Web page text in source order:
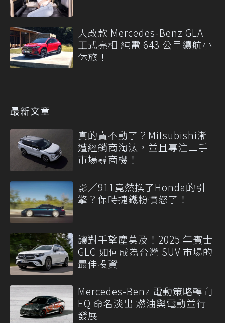
大改款 Mercedes-Benz GLA
正式亮相 純電 643 公里續航小
休旅！
最新文章
真的賣不動了？Mitsubishi漸
遭經銷商淘汰，並且專注二手
市場尋商機！
影／911竟然換了Honda的引
擎？保時捷鐵粉憤怒了！
讓對手望塵莫及！2025 年賓士
GLC 如何成為台灣 SUV 市場的
最佳投資
Mercedes-Benz 電動策略轉向
EQ 命名淡出 燃油與電動並行
發展